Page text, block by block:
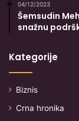
04/12/2023
Šemsudin
snažnu
Kategorije
Biznis
Crna hronika